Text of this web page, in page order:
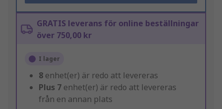
GRATIS leverans för online beställningar
över 750,00 kr
I lager
8 enhet(er) är redo att levereras
Plus 7 enhet(er) är redo att levereras
från en annan plats